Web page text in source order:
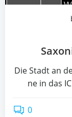
Die Stadt an
ne in das
0